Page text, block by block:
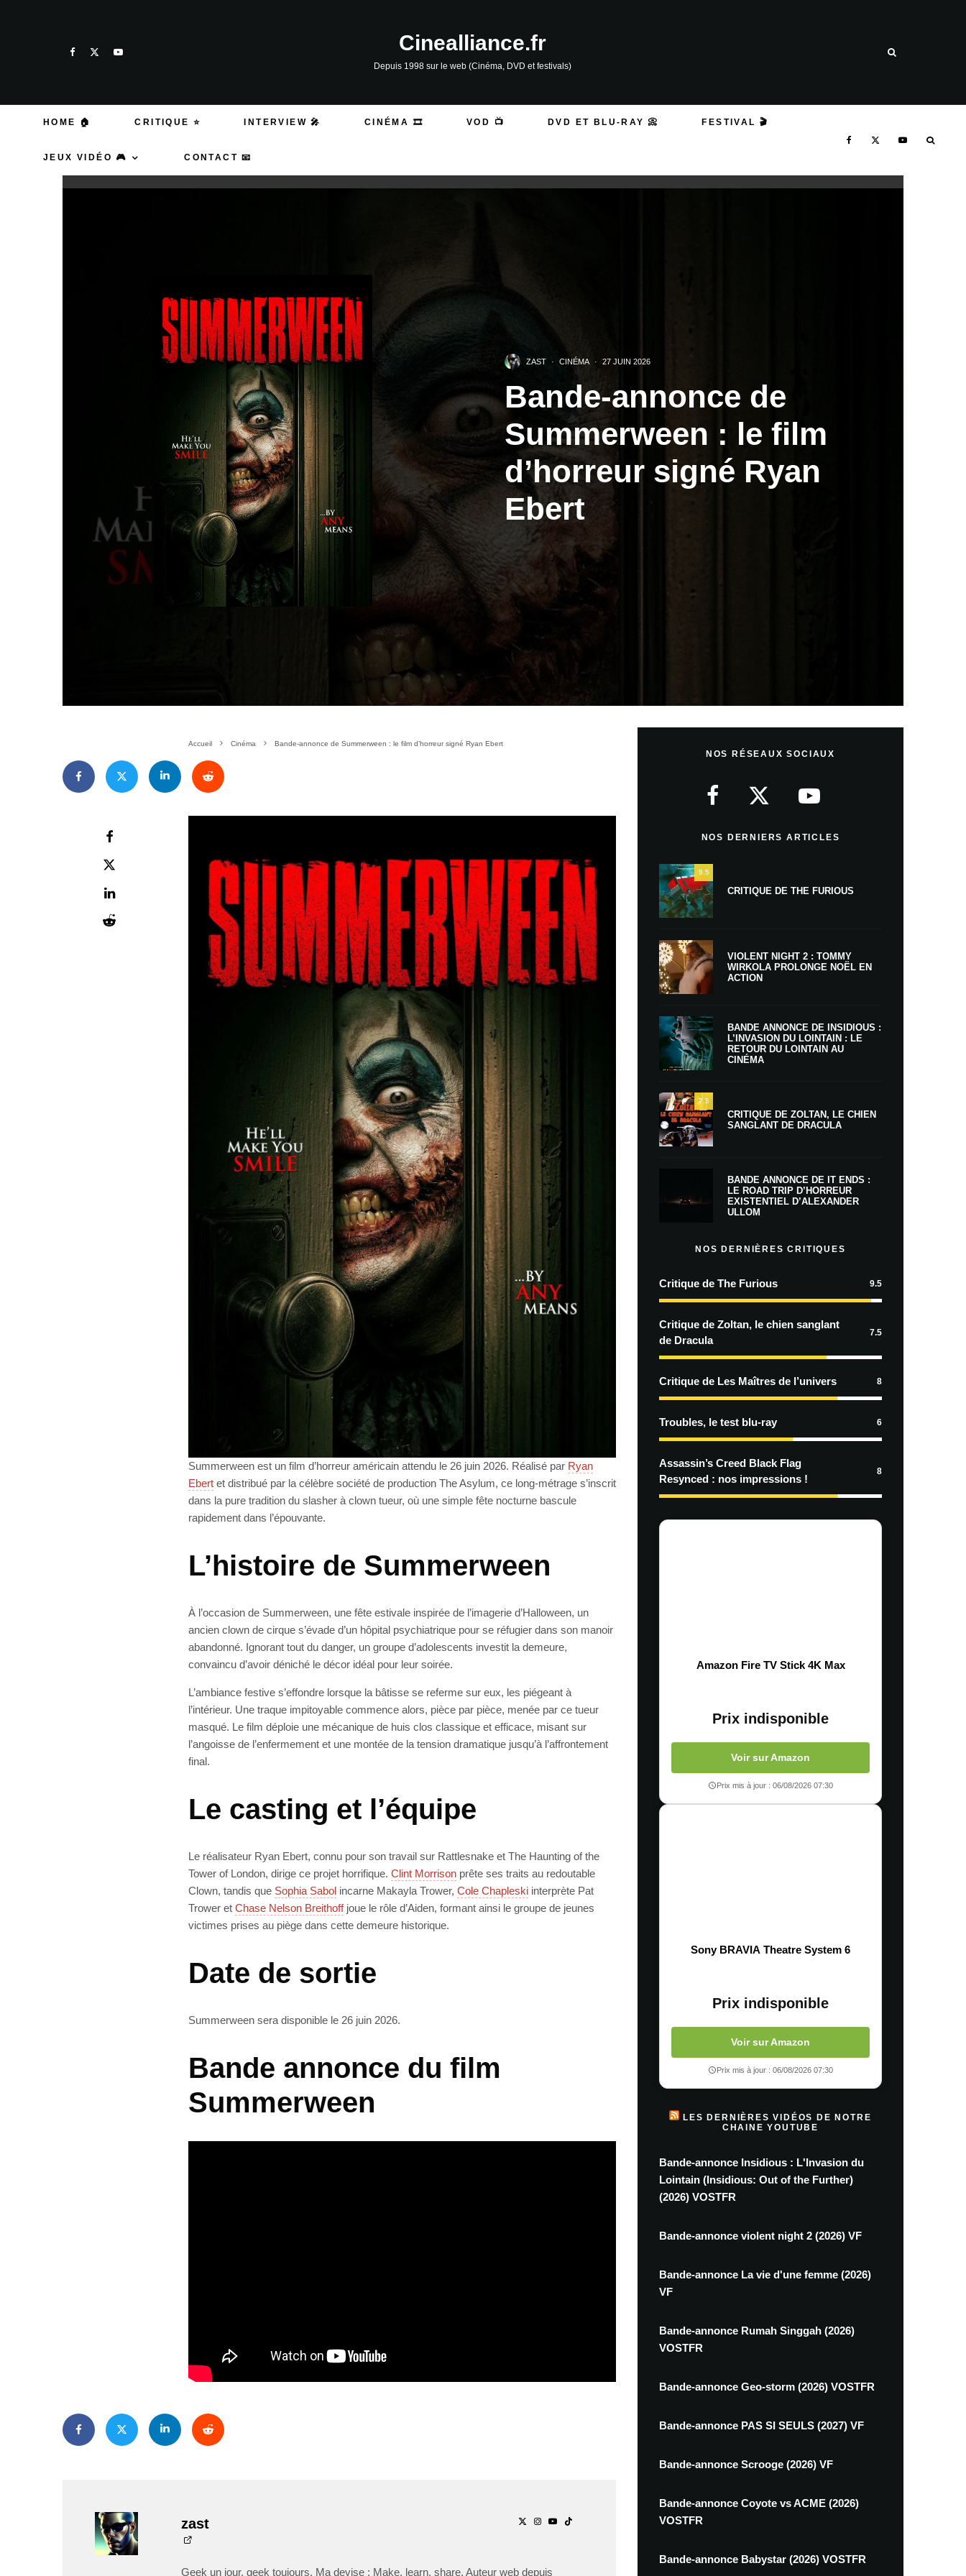
Cinealliance.fr
Depuis 1998 sur le web (Cinéma, DVD et festivals)
HOME 🏠 CRITIQUE ⭐ INTERVIEW 🎤 CINÉMA 🎞️ VOD 📺 DVD ET BLU-RAY 📀 FESTIVAL 🎬
JEUX VIDÉO 🎮 CONTACT 📧
ZAST · CINÉMA · 27 JUIN 2026
Bande-annonce de
Summerween : le film
d’horreur signé Ryan
Ebert
Accueil Cinéma Bande-annonce de Summerween : le film d’horreur signé Ryan Ebert
Summerween est un film d’horreur américain attendu le 26 juin 2026. Réalisé par Ryan
Ebert et distribué par la célèbre société de production The Asylum, ce long-métrage s’inscrit
dans la pure tradition du slasher à clown tueur, où une simple fête nocturne bascule
rapidement dans l’épouvante.
L’histoire de Summerween
À l’occasion de Summerween, une fête estivale inspirée de l’imagerie d’Halloween, un
ancien clown de cirque s’évade d’un hôpital psychiatrique pour se réfugier dans son manoir
abandonné. Ignorant tout du danger, un groupe d’adolescents investit la demeure,
convaincu d’avoir déniché le décor idéal pour leur soirée.
L’ambiance festive s’effondre lorsque la bâtisse se referme sur eux, les piégeant à
l’intérieur. Une traque impitoyable commence alors, pièce par pièce, menée par ce tueur
masqué. Le film déploie une mécanique de huis clos classique et efficace, misant sur
l’angoisse de l’enfermement et une montée de la tension dramatique jusqu’à l’affrontement
final.
Le casting et l’équipe
Le réalisateur Ryan Ebert, connu pour son travail sur Rattlesnake et The Haunting of the
Tower of London, dirige ce projet horrifique. Clint Morrison prête ses traits au redoutable
Clown, tandis que Sophia Sabol incarne Makayla Trower, Cole Chapleski interprète Pat
Trower et Chase Nelson Breithoffjoue le rôle d’Aiden, formant ainsi le groupe de jeunes
victimes prises au piège dans cette demeure historique.
Date de sortie
Summerween sera disponible le 26 juin 2026.
Bande annonce du film
Summerween
zast
Geek un jour, geek toujours. Ma devise : Make, learn, share. Auteur web depuis
NOS RÉSEAUX SOCIAUX
NOS DERNIERS ARTICLES
9.5
CRITIQUE DE THE FURIOUS
VIOLENT NIGHT 2 : TOMMY
WIRKOLA PROLONGE NOËL EN
ACTION
BANDE ANNONCE DE INSIDIOUS :
L’INVASION DU LOINTAIN : LE
RETOUR DU LOINTAIN AU
CINÉMA
7.5
CRITIQUE DE ZOLTAN, LE CHIEN
SANGLANT DE DRACULA
BANDE ANNONCE DE IT ENDS :
LE ROAD TRIP D’HORREUR
EXISTENTIEL D’ALEXANDER
ULLOM
NOS DERNIÈRES CRITIQUES
Critique de The Furious 9.5
Critique de Zoltan, le chien sanglant
de Dracula
7.5
Critique de Les Maîtres de l’univers 8
Troubles, le test blu-ray 6
Assassin’s Creed Black Flag
Resynced : nos impressions !
8
Amazon Fire TV Stick 4K Max
Prix indisponible
Voir sur Amazon
Prix mis à jour : 06/08/2026 07:30
Sony BRAVIA Theatre System 6
Prix indisponible
Voir sur Amazon
Prix mis à jour : 06/08/2026 07:30
LES DERNIÈRES VIDÉOS DE NOTRE
CHAINE YOUTUBE
Bande-annonce Insidious : L'Invasion du
Lointain (Insidious: Out of the Further)
(2026) VOSTFR
Bande-annonce violent night 2 (2026) VF
Bande-annonce La vie d'une femme (2026)
VF
Bande-annonce Rumah Singgah (2026)
VOSTFR
Bande-annonce Geo-storm (2026) VOSTFR
Bande-annonce PAS SI SEULS (2027) VF
Bande-annonce Scrooge (2026) VF
Bande-annonce Coyote vs ACME (2026)
VOSTFR
Bande-annonce Babystar (2026) VOSTFR